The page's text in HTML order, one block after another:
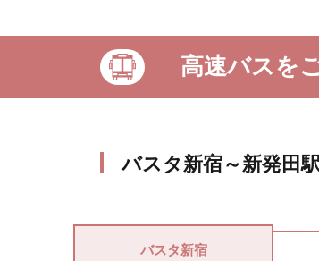
高速バスを
バスタ新宿～新発田
バスタ新宿